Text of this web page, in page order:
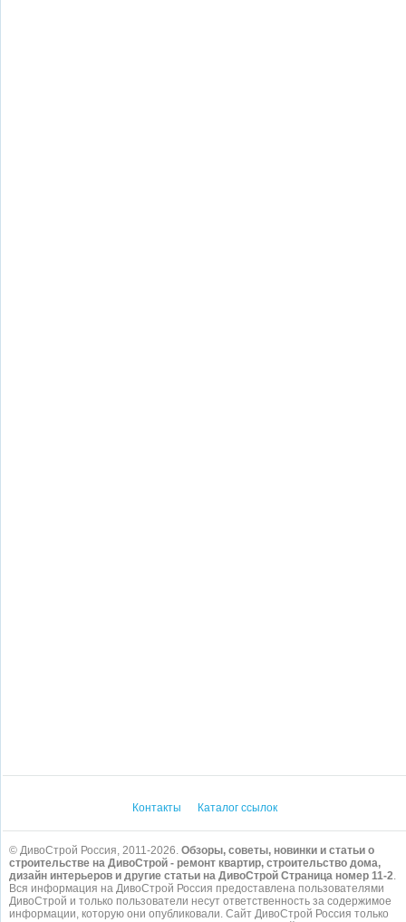
Контакты Каталог ссылок
© ДивоСтрой Россия, 2011-2026. Обзоры, советы, новинки и статьи о
строительстве на ДивоСтрой - ремонт квартир, строительство дома,
дизайн интерьеров и другие статьи на ДивоСтрой Страница номер 11-2.
Вся информация на ДивоСтрой Россия предоставлена пользователями
ДивоСтрой и только пользователи несут ответственность за содержимое
информации, которую они опубликовали. Сайт ДивоСтрой Россия только